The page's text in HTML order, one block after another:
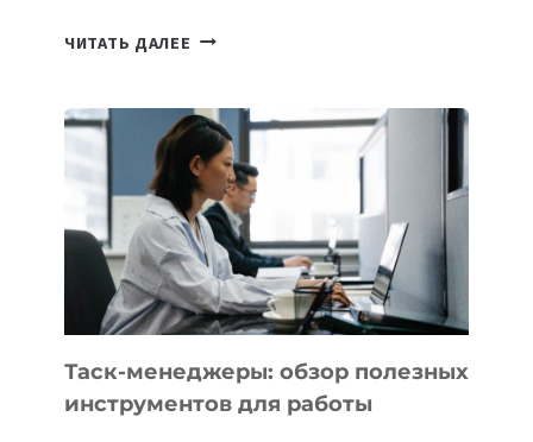
ЧИТАТЬ ДАЛЕЕ ИИ-
БИЗНЕСА:
КАКИЕ
3
ЗАДАЧИ
ЕМУ
МОЖНО
ПОРУЧИТЬ
УЖЕ
СЕГОДНЯ
Таск-менеджеры: обзор полезных
инструментов для работы